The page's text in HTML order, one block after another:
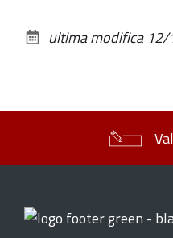
documento
ultima modifica